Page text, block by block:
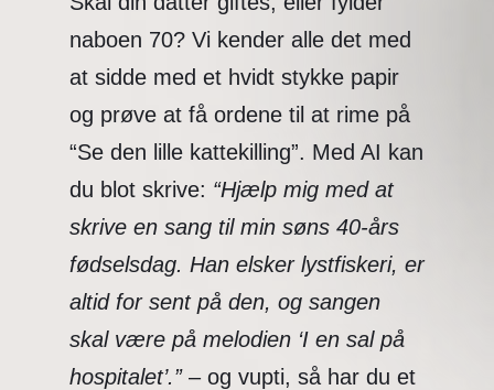
naboen 70? Vi kender alle det med
at sidde med et hvidt stykke papir
og prøve at få ordene til at rime på
“Se den lille kattekilling”. Med AI kan
du blot skrive: “Hjælp mig med at
skrive en sang til min søns 40-års
fødselsdag. Han elsker lystfiskeri, er
altid for sent på den, og sangen
skal være på melodien ‘I en sal på
hospitalet’.”– og vupti, så har du et